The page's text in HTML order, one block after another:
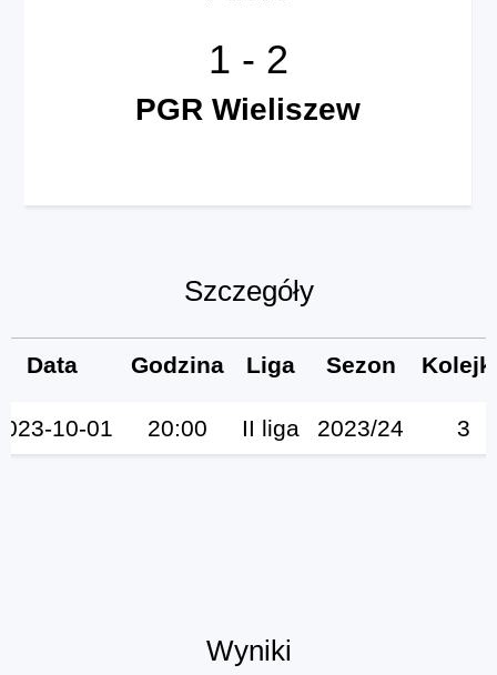
PGR Wieliszew
1 - 2
Szczegóły
Data Godzina Liga Sezon
10-01 20:00 II liga 2023/24 3
Wyniki